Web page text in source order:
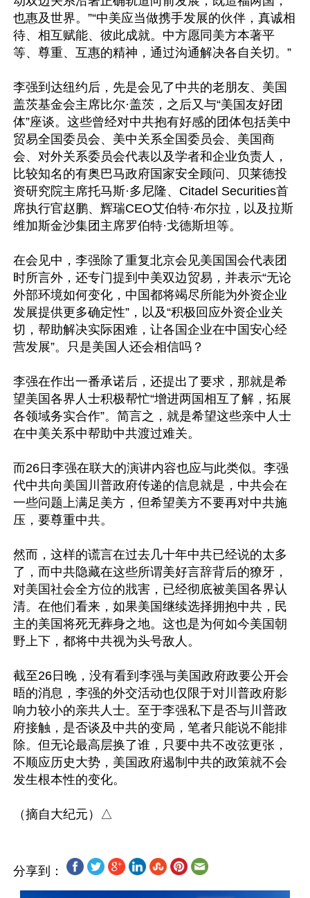
也惠及世界。”“中美应当做携手发展的伙伴，真诚相
待、相互赋能、彼此成就。中方愿同美方本著平
等、尊重、互惠的精神，通过沟通解决各自关切。”
李强到达纽约后，先是会见了中共的老朋友、美国
盖茨基金会主席比尔·盖茨，之后又与“美国友好团
体”座谈。这些曾经对中共抱有好感的团体包括美中
贸易全国委员会、美中关系全国委员会、美国商
会、对外关系委员会代表以及学者和企业负责人，
比较知名的有奥巴马政府国家安全顾问、贝莱德投
资研究院主席托马斯·多尼隆、Citadel Securities首
席执行官赵鹏、辉瑞CEO艾伯特·布尔拉，以及拉斯
维加斯金沙集团主席罗伯特·戈德斯坦等。
在会见中，李强除了重复北京会见美国国会代表团
时所言外，还专门提到中美双边贸易，并表示“无论
外部环境如何变化，中国都将竭尽所能为外资企业
发展提供更多确定性”，以及“积极回应外资企业关
切，帮助解决实际困难，让各国企业在中国安心经
营发展”。只是美国人还会相信吗？
李强在作出一番承诺后，还提出了要求，那就是希
望美国各界人士积极帮忙“增进两国相互了解，拓展
各领域务实合作”。简言之，就是希望这些亲中人士
在中美关系中帮助中共渡过难关。
而26日李强在联大的演讲内容也应与此类似。李强
代中共向美国川普政府传递的信息就是，中共会在
一些问题上满足美方，但希望美方不要再对中共施
压，要尊重中共。
然而，这样的谎言在过去几十年中共已经说的太多
了，而中共隐藏在这些所谓美好言辞背后的獠牙，
对美国社会全方位的戕害，已经彻底被美国各界认
清。在他们看来，如果美国继续选择拥抱中共，民
主的美国将死无葬身之地。这也是为何如今美国朝
野上下，都将中共视为头号敌人。
截至26日晚，没有看到李强与美国政府政要公开会
晤的消息，李强的外交活动也仅限于对川普政府影
响力较小的亲共人士。至于李强私下是否与川普政
府接触，是否谈及中共的变局，笔者只能说不能排
除。但无论最高层换了谁，只要中共不改弦更张，
不顺应历史大势，美国政府遏制中共的政策就不会
发生根本性的变化。
分享到：